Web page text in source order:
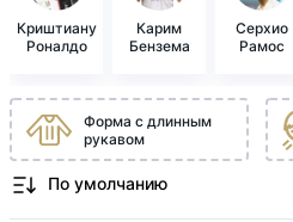
Криштиану
Роналдо
Карим
Бензема
Серхио
Рамос
Форма с длинным
рукавом